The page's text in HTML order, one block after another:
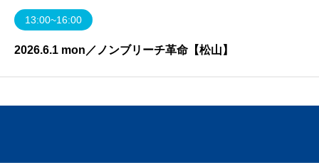
13:00~16:00
2026.6.1 mon／ノンブリーチ革命【松山】